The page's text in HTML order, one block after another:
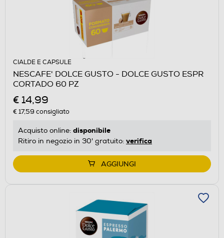
CIALDE E CAPSULE
NESCAFE' DOLCE GUSTO - DOLCE GUSTO ESPR
CORTADO 60 PZ
€ 14,99
€ 17,59 consigliato
Acquisto online: disponibile
Ritiro in negozio in 30' gratuito: verifica
AGGIUNGI